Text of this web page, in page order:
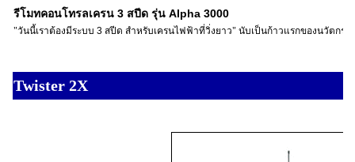
รีโมทคอนโทรลเครน 3 สปีด รุ่น Alpha 3000
"วันนี้เราต้องมีระบบ 3 สปีด สำหรับเครนไฟฟ้าที่วิ่งยาว" นับเป็นก้าวแรกของนวัตก
Twister 2X